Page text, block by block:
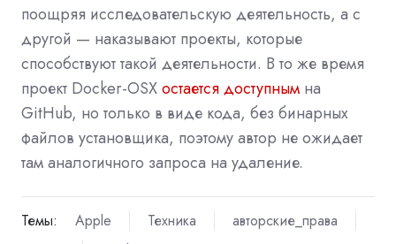
поощряя исследовательскую деятельность, а с
другой — наказывают проекты, которые
способствуют такой деятельности. В то же время
проект Docker-OSXостается доступным на
GitHub, но только в виде кода, без бинарных
файлов установщика, поэтому автор не ожидает
там аналогичного запроса на удаление.
Темы: Apple Техника
авторские_права